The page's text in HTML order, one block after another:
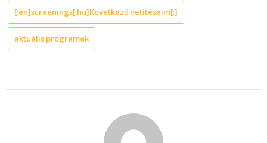
[:en]screenings[:hu]Következő vetítéseim[:]
aktuális programok